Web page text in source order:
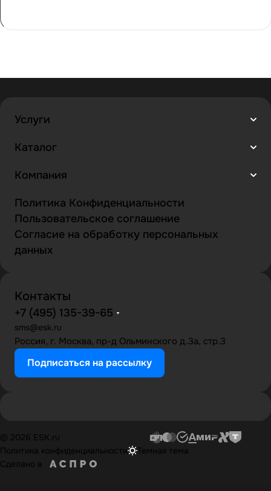
Услуги
Каталог
Компания
Политика Конфиденциальности
Пользовательское соглашение
Согласие на обработку персональных
данных
Контакты
+7 (495) 135-39-65
sms@esk.ru
Россия, г. Москва, пр-д Ольминского д.3а, стр.3
Подписаться на рассылку
© 2026 ESK.ru
Политика конфиденциальности
Темная тема
Сделано в